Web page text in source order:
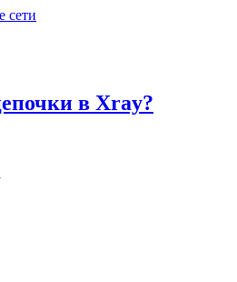
сети
в Xray?